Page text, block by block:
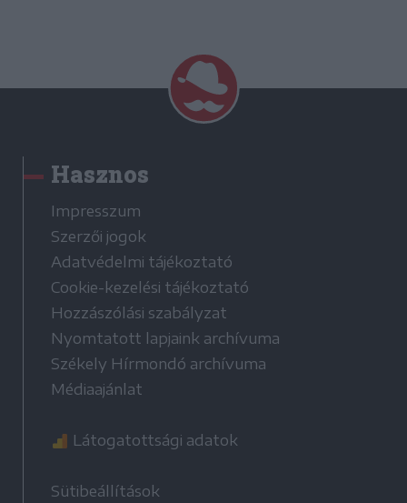
Hasznos
Impresszum
Szerzői jogok
Adatvédelmi tájékoztató
Cookie-kezelési tájékoztató
Hozzászólási szabályzat
Nyomtatott lapjaink archívuma
Székely Hírmondó archívuma
Médiaajánlat
Látogatottsági adatok
Sütibeállítások